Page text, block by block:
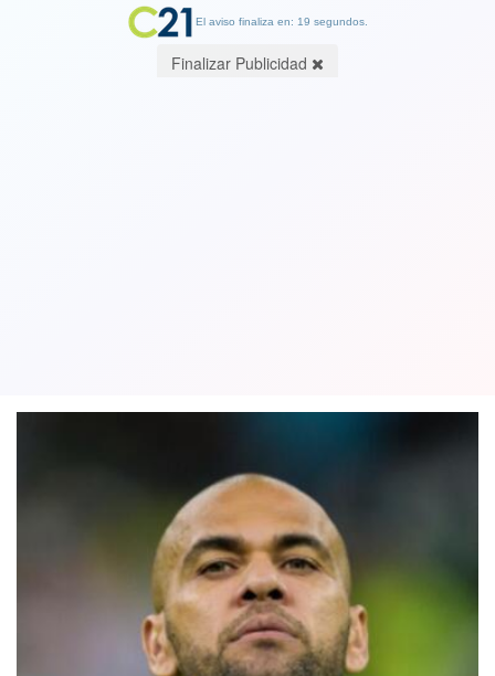
El aviso finaliza en: 19 segundos.
Finalizar Publicidad